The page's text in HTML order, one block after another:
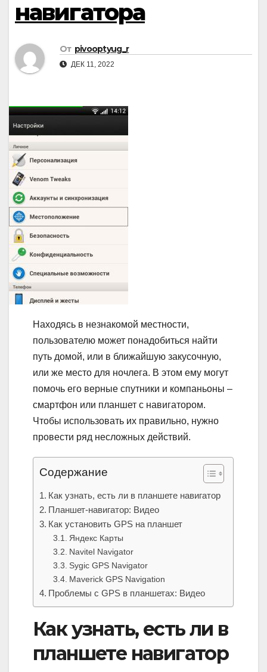
навигатора
От pivooptyug_r
ДЕК 11, 2022
Находясь в незнакомой местности,
пользователю может понадобиться найти
путь домой, или в ближайшую закусочную,
или же место для ночлега. В этом ему могут
помочь его верные спутники и компаньоны –
смартфон или планшет с навигатором.
Чтобы использовать их правильно, нужно
провести ряд несложных действий.
Содержание
Как узнать, есть ли в планшете навигатор
Планшет-навигатор: Видео
Как установить GPS на планшет
Яндекс Карты
Navitel Navigator
Sygic GPS Navigator
Maverick GPS Navigation
Проблемы с GPS в планшетах: Видео
Как узнать, есть ли в
планшете навигатор